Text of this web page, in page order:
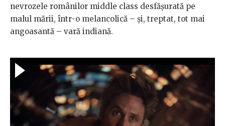
nevrozele românilor middle class desfășurată pe
malul mării, într-o melancolică – și, treptat, tot mai
angoasantă – vară indiană.